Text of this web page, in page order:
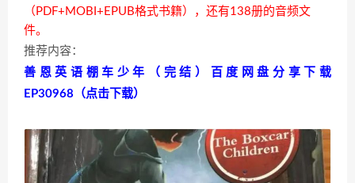
（PDF+MOBI+EPUB格式书籍），还有138册的音频文
件。
推荐内容：
善恩英语棚车少年（完结）百度网盘分享下载
EP30968（点击下载）